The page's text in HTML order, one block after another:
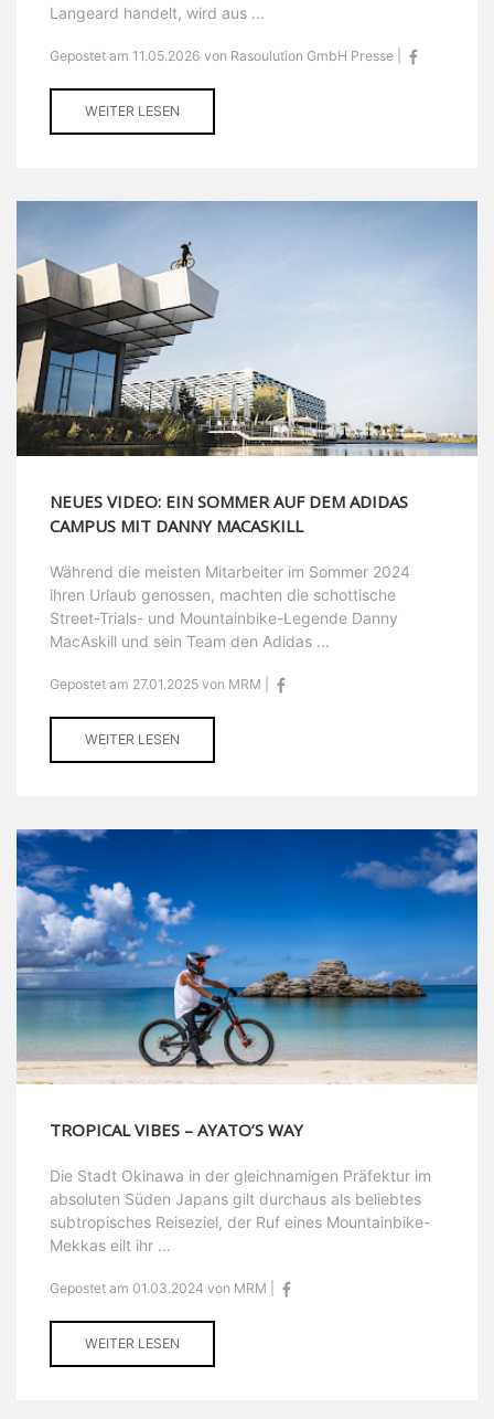
Langeard handelt, wird aus ...
Gepostet am 11.05.2026 von Rasoulution GmbH Presse |
WEITER LESEN
NEUES VIDEO: EIN SOMMER AUF DEM ADIDAS
CAMPUS MIT DANNY MACASKILL
Während die meisten Mitarbeiter im Sommer 2024
ihren Urlaub genossen, machten die schottische
Street-Trials- und Mountainbike-Legende Danny
MacAskill und sein Team den Adidas ...
Gepostet am 27.01.2025 von MRM |
WEITER LESEN
TROPICAL VIBES – AYATO’S WAY
Die Stadt Okinawa in der gleichnamigen Präfektur im
absoluten Süden Japans gilt durchaus als beliebtes
subtropisches Reiseziel, der Ruf eines Mountainbike-
Mekkas eilt ihr ...
Gepostet am 01.03.2024 von MRM |
WEITER LESEN